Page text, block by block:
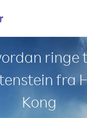
ringe
fra
Kong